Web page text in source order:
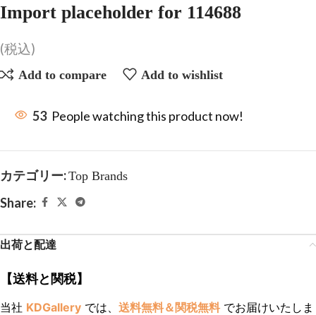
Import placeholder for 114688
(税込)
Add to compare Add to wishlist
53 People watching this product now!
カテゴリー:Top Brands
Share:
出荷と配達
【送料と関税】
当社 KDGallery では、 送料無料＆関税無料でお届けいたしま